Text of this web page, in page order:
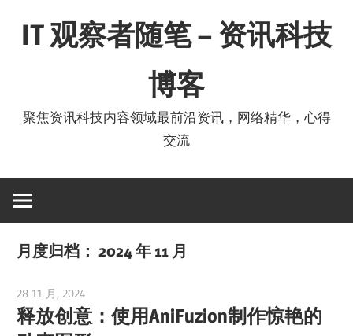
IT 观察者随笔 – 资讯科技
博客
聚焦资讯科技内容领域最前沿资讯，网络精华，心得
交流
月度归档：2024 年 11 月
28 11 月, 2024
释放创意：使用AniFuzion制作惊艳的